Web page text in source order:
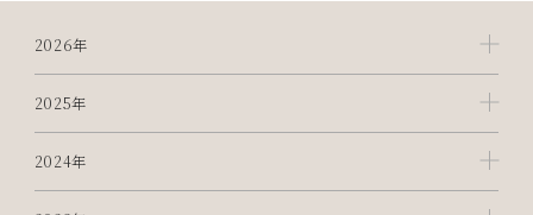
2026年
2025年
2024年